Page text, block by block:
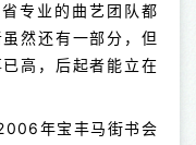
专业的曲艺团队都
然还有一部分，但
高，后起者能立在
年宝丰马街书会